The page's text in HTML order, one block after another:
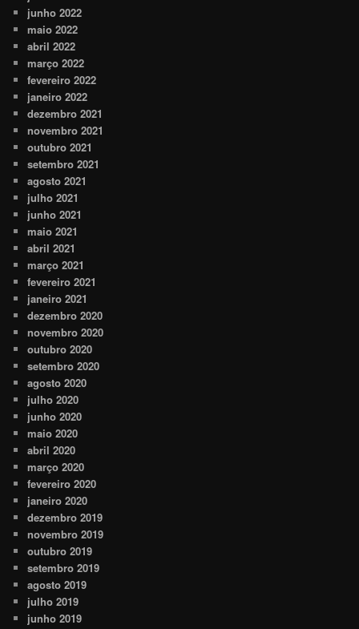
junho 2022
maio 2022
abril 2022
março 2022
fevereiro 2022
janeiro 2022
dezembro 2021
novembro 2021
outubro 2021
setembro 2021
agosto 2021
julho 2021
junho 2021
maio 2021
abril 2021
março 2021
fevereiro 2021
janeiro 2021
dezembro 2020
novembro 2020
outubro 2020
setembro 2020
agosto 2020
julho 2020
junho 2020
maio 2020
abril 2020
março 2020
fevereiro 2020
janeiro 2020
dezembro 2019
novembro 2019
outubro 2019
setembro 2019
agosto 2019
julho 2019
junho 2019